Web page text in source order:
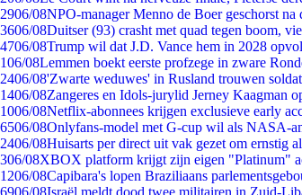
2906/08NPO-manager Menno de Boer geschorst
3606/08Duitser (93) crasht met quad tegen boom,
4706/08Trump wil dat J.D. Vance hem in 2028
106/08Lemmen boekt eerste profzege in zware
2406/08'Zwarte weduwes' in Rusland trouwen
1406/08Zangeres en Idols-jurylid Jerney Kaagman
1006/08Netflix-abonnees krijgen exclusieve early
6506/08Onlyfans-model met G-cup wil als NASA-
2406/08Huisarts per direct uit vak gezet om ernstig
306/08XBOX platform krijgt zijn eigen "Platinum"
1206/08Capibara's lopen Braziliaans
6906/08Israël meldt dood twee militairen in Zuid-